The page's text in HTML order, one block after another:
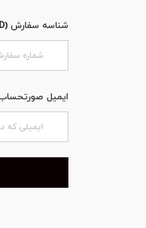
شناسه سفارش (ID)
ایمیل